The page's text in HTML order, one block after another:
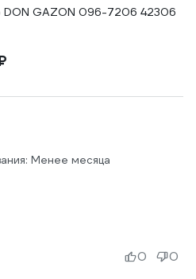
DON GAZON 096-7206 42306
Менее месяца
0 0